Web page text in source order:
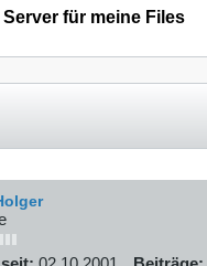
für meine Files